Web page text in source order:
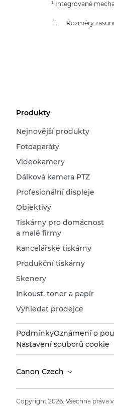
¹ Integrované
Rozměry
Produkty
Nejnovější produkty
Fotoaparáty
Videokamery
Dálková kamera PTZ
Profesionální displeje
Objektivy
Tiskárny pro domácnost
a malé firmy
Kancelářské tiskárny
Produkční tiskárny
Skenery
Inkoust, toner a papír
Vyhledat prodejce
PodmínkyOznámení o
Nastavení souborů cookie
Canon Czech
Copyright 2026. Všechna práva